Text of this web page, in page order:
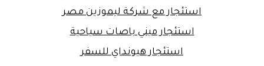
استئجار مع شركة ليموزين مصر
استئجار ميني باصات سياحية
استئجار هيونداي للسفر